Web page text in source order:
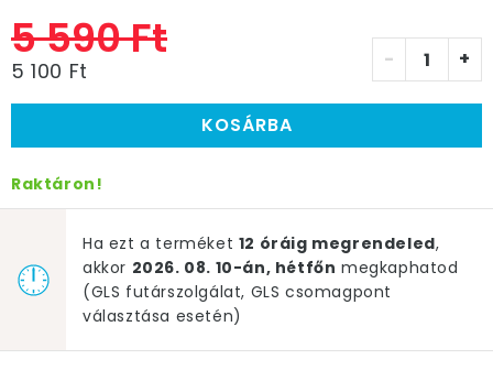
5 590 Ft
5 100 Ft - +
KOSÁRBA
Raktáron!
Ha ezt a terméket 12 óráig megrendeled,
akkor 2026. 08. 10-án, hétfőn megkaphatod
(GLS futárszolgálat, GLS csomagpont
választása esetén)